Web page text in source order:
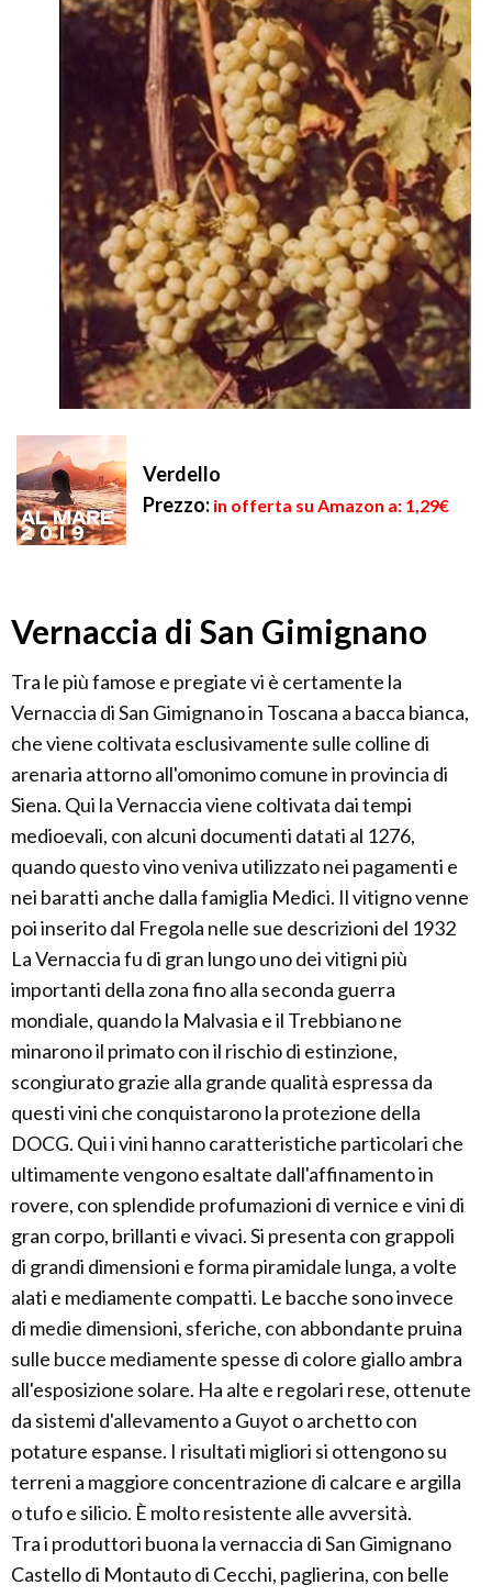
Verdello
Prezzo: in offerta su Amazon a: 1,29€
Vernaccia di San Gimignano
Tra le più famose e pregiate vi è certamente la
Vernaccia di San Gimignano in Toscana a bacca bianca,
che viene coltivata esclusivamente sulle colline di
arenaria attorno all'omonimo comune in provincia di
Siena. Qui la Vernaccia viene coltivata dai tempi
medioevali, con alcuni documenti datati al 1276,
quando questo vino veniva utilizzato nei pagamenti e
nei baratti anche dalla famiglia Medici. Il vitigno venne
poi inserito dal Fregola nelle sue descrizioni del 1932
La Vernaccia fu di gran lungo uno dei vitigni più
importanti della zona fino alla seconda guerra
mondiale, quando la Malvasia e il Trebbiano ne
minarono il primato con il rischio di estinzione,
scongiurato grazie alla grande qualità espressa da
questi vini che conquistarono la protezione della
DOCG. Qui i vini hanno caratteristiche particolari che
ultimamente vengono esaltate dall'affinamento in
rovere, con splendide profumazioni di vernice e vini di
gran corpo, brillanti e vivaci. Si presenta con grappoli
di grandi dimensioni e forma piramidale lunga, a volte
alati e mediamente compatti. Le bacche sono invece
di medie dimensioni, sferiche, con abbondante pruina
sulle bucce mediamente spesse di colore giallo ambra
all'esposizione solare. Ha alte e regolari rese, ottenute
da sistemi d'allevamento a Guyot o archetto con
potature espanse. I risultati migliori si ottengono su
terreni a maggiore concentrazione di calcare e argilla
o tufo e silicio. È molto resistente alle avversità.
Tra i produttori buona la vernaccia di San Gimignano
Castello di Montauto di Cecchi, paglierina, con belle